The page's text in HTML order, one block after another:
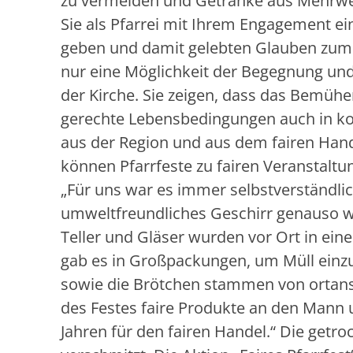
Sie als Pfarrei mit Ihrem Engagement
geben und damit gelebten Glauben
nur eine Möglichkeit der Begegnung
der Kirche. Sie zeigen, dass das
gerechte Lebensbedingungen auch in
aus der Region und aus dem fairen
können Pfarrfeste zu fairen
„Für uns war es immer
umweltfreundliches Geschirr genauso
Teller und Gläser wurden vor Ort in
gab es in Großpackungen, um Müll
sowie die Brötchen stammen von
des Festes faire Produkte an den
Jahren für den fairen Handel.“ Die